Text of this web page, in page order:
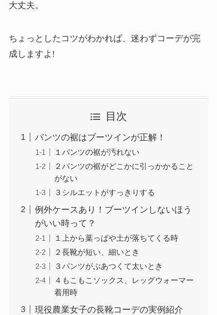
大丈夫。
ちょっとしたコツがわかれば、迷わずコーデが完
成しますよ!
目次
パンツの裾はブーツインが正解！
１パンツの裾が汚れない
２パンツの裾がどこかに引っかかること
がない
３シルエットがすっきりする
例外ケースあり！ブーツインしないほう
がいい時って？
１上から葉っぱや土が落ちてくる時
２長靴が短い、細いとき
３パンツがぶあつくて太いとき
４もこもこソックス、レッグウォーマー
着用時
現役農業女子の長靴コーデの実例紹介